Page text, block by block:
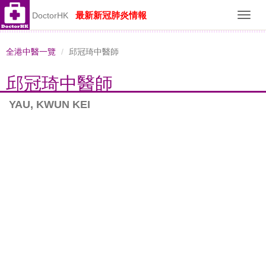
DoctorHK 最新新冠肺炎情報
全港中醫一覽 邱冠琦中醫師
邱冠琦中醫師
YAU, KWUN KEI